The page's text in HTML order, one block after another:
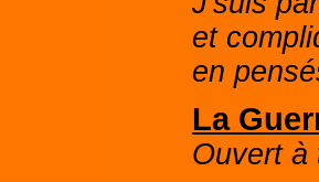
et
en
La
Ouvert à